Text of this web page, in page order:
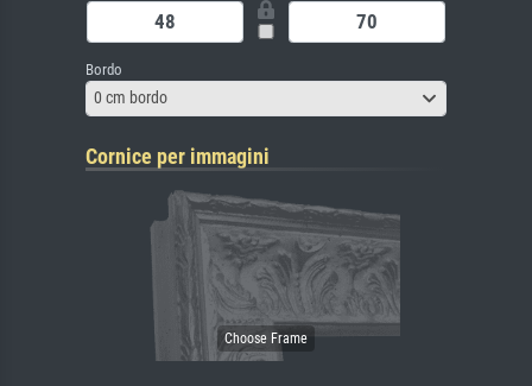
Bordo
0 cm bordo
Cornice per immagini